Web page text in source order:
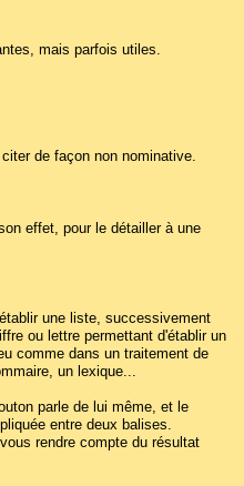
mais parfois utiles.
de façon non nominative.
effet, pour le détailler à une
une liste, successivement
ou lettre permettant d'établir un
comme dans un traitement de
un lexique...
parle de lui même, et le
entre deux balises.
rendre compte du résultat